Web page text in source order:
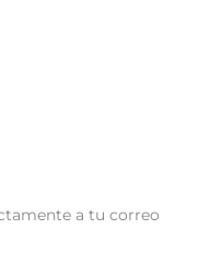
a tu correo